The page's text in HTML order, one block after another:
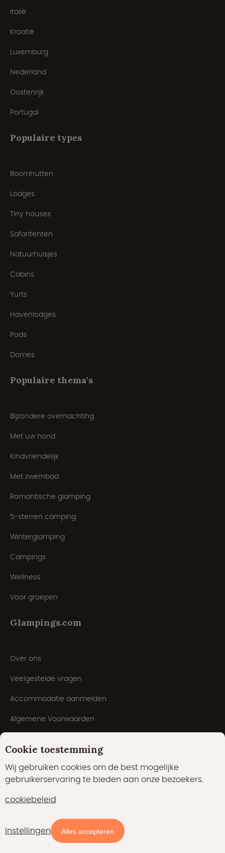
Beschikbaarheid en prijzen
Italië
Kroatië
Luxemburg
Nederland
Oostenrijk
Portugal
Populaire types
Boomhutten
Lodges
Tiny houses
Safaritenten
Natuurhuisjes
Cabins
Yurts
Havenlodges
Pods
Domes
Populaire thema's
Bijzondere overnachting
Met uw hond
Kindvriendelijk
Met zwembad
Romantische glamping
5-sterren camping
Winterglamping
Campings
Wellness
Voor groepen
Glampings.com
Over ons
Veelgestelde vragen
Accommodatie aanmelden
Algemene Voorwaarden
Cookie toestemming
Wij gebruiken cookies om de best mogelijke
gebruikerservaring te bieden aan onze bezoekers.
cookiebeleid
Instellingen Alles accepteren